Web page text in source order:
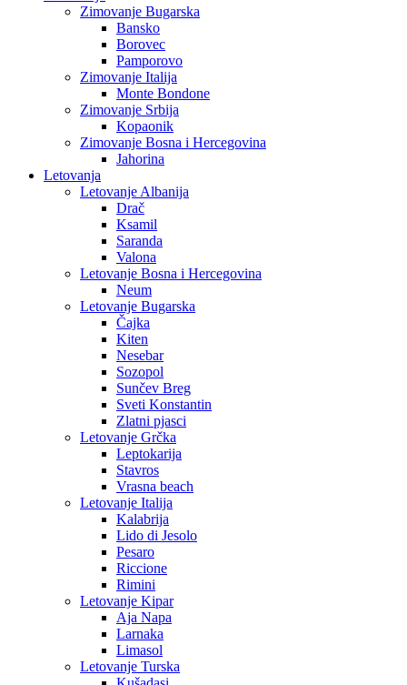
Zimovanje Bugarska
Bansko
Borovec
Pamporovo
Zimovanje Italija
Monte Bondone
Zimovanje Srbija
Kopaonik
Zimovanje Bosna i Hercegovina
Jahorina
Letovanja
Letovanje Albanija
Drač
Ksamil
Saranda
Valona
Letovanje Bosna i Hercegovina
Neum
Letovanje Bugarska
Čajka
Kiten
Nesebar
Sozopol
Sunčev Breg
Sveti Konstantin
Zlatni pjasci
Letovanje Grčka
Leptokarija
Stavros
Vrasna beach
Letovanje Italija
Kalabrija
Lido di Jesolo
Pesaro
Riccione
Rimini
Letovanje Kipar
Aja Napa
Larnaka
Limasol
Letovanje Turska